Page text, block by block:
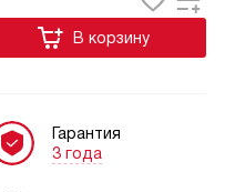
В корзину
Гарантия
3 года